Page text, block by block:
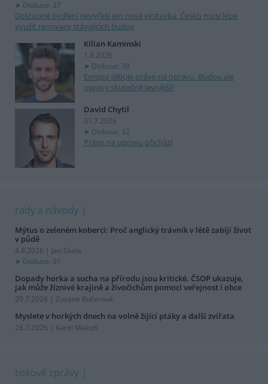
Diskuse: 37
Dostupné bydlení nevyřeší jen nová výstavba. Česko musí lépe
využít renovace stávajících budov
Kilian Kaminski
1.8.2026
Diskuse: 38
Evropa slibuje právo na opravu. Budou ale
opravy skutečně levnější?
David Chytil
31.7.2026
Diskuse: 32
Právo na opravu přichází
rady a návody
Mýtus o zeleném koberci: Proč anglický trávník v létě zabíjí život
v půdě
4.8.2026 | Jan Skala
Diskuse: 31
Dopady horka a sucha na přírodu jsou kritické. ČSOP ukazuje,
jak může žíznivé krajině a živočichům pomoci veřejnost i obce
29.7.2026 | Zuzana Kučerová
Myslete v horkých dnech na volně žijící ptáky a další zvířata
28.7.2026 | Karel Makoň
tiskové zprávy